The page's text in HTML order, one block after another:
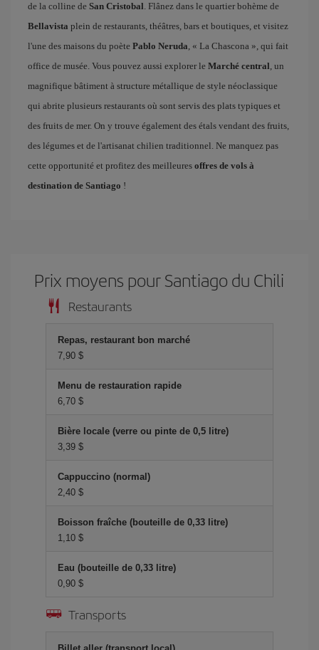
de la colline de San Cristobal. Flânez dans le quartier bohème de
Bellavista plein de restaurants, théâtres, bars et boutiques, et visitez
l'une des maisons du poète Pablo Neruda, « La Chascona », qui fait
office de musée. Vous pouvez aussi explorer le Marché central, un
magnifique bâtiment à structure métallique de style néoclassique
qui abrite plusieurs restaurants où sont servis des plats typiques et
des fruits de mer. On y trouve également des étals vendant des fruits,
des légumes et de l'artisanat chilien traditionnel. Ne manquez pas
cette opportunité et profitez des meilleures offres de vols à
destination de Santiago !
Prix ​​moyens pour Santiago du Chili
Restaurants
Repas, restaurant bon marché
7,90 $
Menu de restauration rapide
6,70 $
Bière locale (verre ou pinte de 0,5 litre)
3,39 $
Cappuccino (normal)
2,40 $
Boisson fraîche (bouteille de 0,33 litre)
1,10 $
Eau (bouteille de 0,33 litre)
0,90 $
Transports